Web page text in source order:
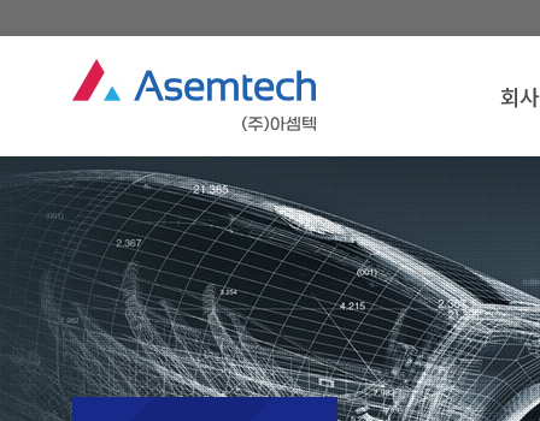
회
조
찾아
회